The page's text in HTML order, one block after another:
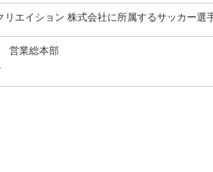
リエイション 株式会社に所属するサッカー選
営業総本部